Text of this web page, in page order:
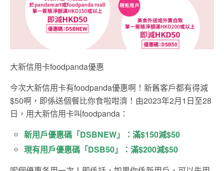
大新信用卡foodpanda優惠
今次大新信用卡有foodpanda優惠啊！新舊客戶都有得減
$50啊，即係送個餐比你食啦咁濟！由2023年2月1日至28
日，用大新信用卡叫foodpanda：
新用戶優惠碼「DSBNEW」：滿$150減$50
現有用戶優惠碼「DSB50」：滿$200減$50